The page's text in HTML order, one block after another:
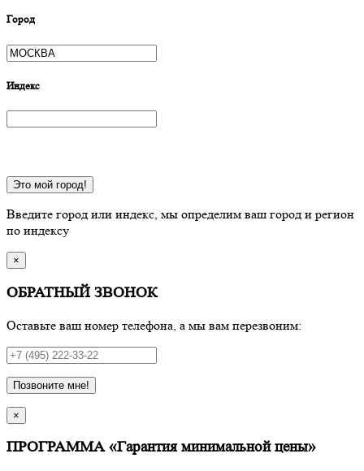
Город
Индекс
Это мой город!
Введите город или индекс, мы определим ваш город и регион
по индексу
×
ОБРАТНЫЙ ЗВОНОК
Оставьте ваш номер телефона, а мы вам перезвоним:
Позвоните мне!
×
ПРОГРАММА «Гарантия минимальной цены»